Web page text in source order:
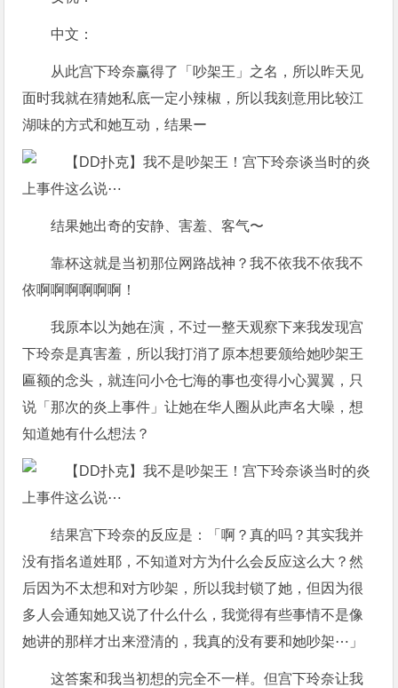
中文：
从此宫下玲奈赢得了「吵架王」之名，所以昨天见
面时我就在猜她私底一定小辣椒，所以我刻意用比较江
湖味的方式和她互动，结果ー
结果她出奇的安静、害羞、客气〜
靠杯这就是当初那位网路战神？我不依我不依我不
依啊啊啊啊啊啊！
我原本以为她在演，不过一整天观察下来我发现宫
下玲奈是真害羞，所以我打消了原本想要颁给她吵架王
匾额的念头，就连问小仓七海的事也变得小心翼翼，只
说「那次的炎上事件」让她在华人圈从此声名大噪，想
知道她有什么想法？
结果宫下玲奈的反应是：「啊？真的吗？其实我并
没有指名道姓耶，不知道对方为什么会反应这么大？然
后因为不太想和对方吵架，所以我封锁了她，但因为很
多人会通知她又说了什么什么，我觉得有些事情不是像
她讲的那样才出来澄清的，我真的没有要和她吵架⋯」
这答案和我当初想的完全不一样。但宫下玲奈让我